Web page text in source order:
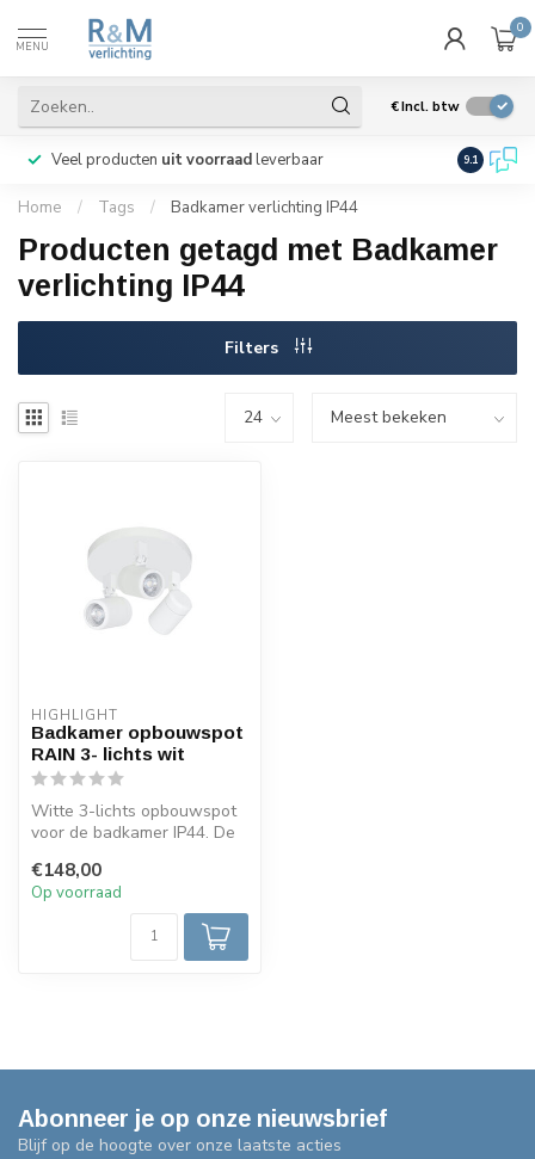
MENU
0
€Incl. btw
Veel producten uit voorraadleverbaar Wij
9.1
Home / Tags / Badkamer verlichting IP44
Producten getagd met Badkamer
verlichting IP44
Filters
HIGHLIGHT
Badkamer opbouwspot
RAIN 3- lichts wit
Witte 3-lichts opbouwspot
voor de badkamer IP44. De
ge...
€148,00
Op voorraad
Abonneer je op onze nieuwsbrief
Blijf op de hoogte over onze laatste acties